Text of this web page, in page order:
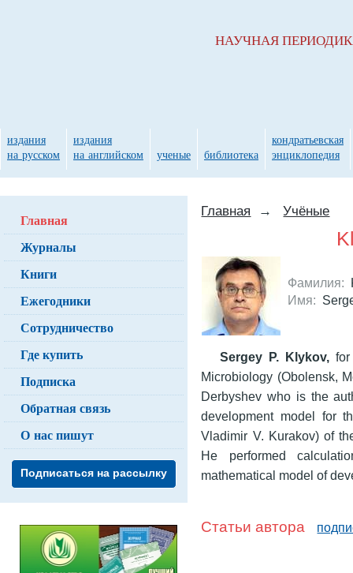
Главная → Учёные
Фамилия:
Имя:
Sergey P. Klykov,
Microbiology (Obolensk,
Derbyshev who is the
development model for
Vladimir V. Kurakov) of
He performed
mathematical model of
Статьи автора
Главная
Журналы
Книги
Ежегодники
Сотрудничество
Где купить
Подписка
Обратная связь
О нас пишут
Подписаться на рассылку
НАУЧНАЯ
издания
на русском
издания
на английском
ученые библиотека
кондратьевская
энциклопедия